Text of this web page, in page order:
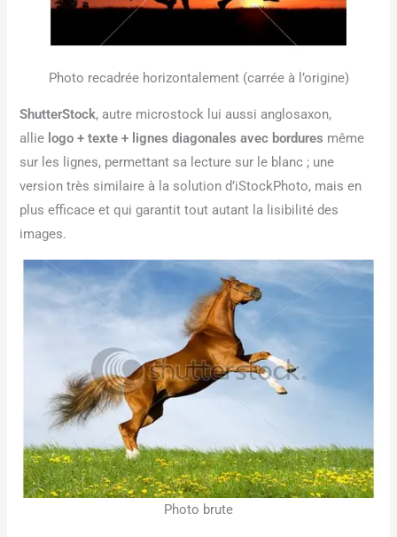
Photo recadrée horizontalement (carrée à l’origine)
ShutterStock, autre microstock lui aussi anglosaxon,
allie logo + texte + lignes diagonales avec bordures même
sur les lignes, permettant sa lecture sur le blanc ; une
version très similaire à la solution d’iStockPhoto, mais en
plus efficace et qui garantit tout autant la lisibilité des
images.
Photo brute